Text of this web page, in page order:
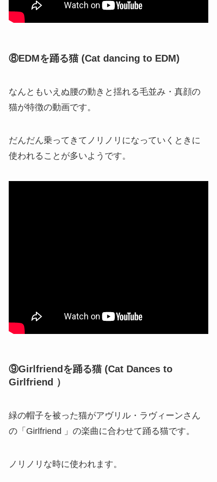
⑧EDMを踊る猫 (Cat dancing to EDM)
なんともいえぬ腰の動きと揺れる毛並み・真顔の
猫が特徴の動画です。
だんだん乗ってきてノリノリになっていくときに
使われることが多いようです。
⑨Girlfriendを踊る猫 (Cat Dances to
Girlfriend ）
緑の帽子を被った猫がアヴリル・ラヴィーンさん
の「Girlfriend 」の楽曲に合わせて踊る猫です。
ノリノリな時に使われます。